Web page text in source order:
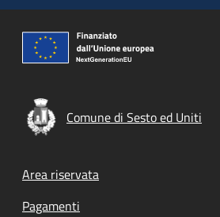
Comune di Sesto ed Uniti
Footer menu
Area riservata
Pagamenti